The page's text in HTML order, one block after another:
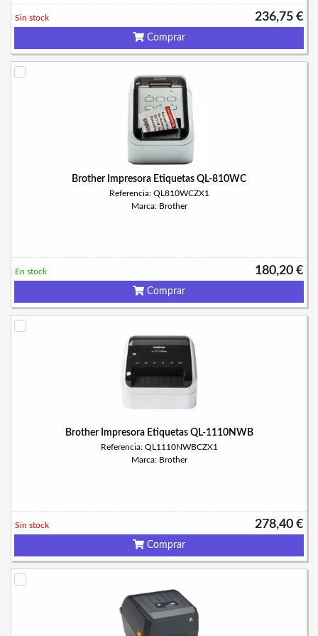
236,75 €
Sin stock
Comprar
Brother Impresora Etiquetas QL-810WC
Referencia: QL810WCZX1
Marca: Brother
180,20 €
En stock
Comprar
Brother Impresora Etiquetas QL-1110NWB
Referencia: QL1110NWBCZX1
Marca: Brother
278,40 €
Sin stock
Comprar